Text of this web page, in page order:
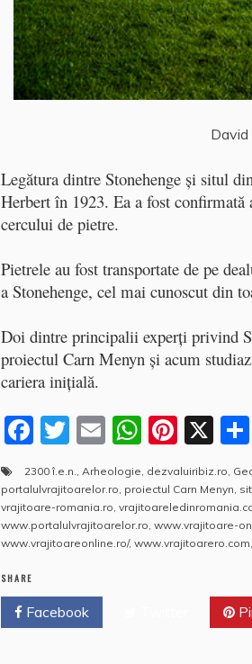
David
Legătura dintre Stonehenge şi situl
Herbert în 1923. Ea a fost confirmată
cercului de pietre.
Pietrele au fost transportate de pe
a Stonehenge, cel mai cunoscut din
Doi dintre principalii experţi privind
proiectul Carn Menyn şi acum
cariera iniţială.
F
a
c
e
b
o
k
T
w
itt
er
E
m
ai
l
W
h
at
s
A
Pi
nt
er
e
st
X
2300 î.e.n. Arheologie dezvaluiribiz.ro
portalulvrajitoarelor.ro proiectul Carn Menyn
vrajitoare-romania.ro
www.portalulvrajitoarelor.ro www.vrajitoare-
www.vrajitoareonline.ro/, www.vrajitoarero.com
SHARE
Facebook